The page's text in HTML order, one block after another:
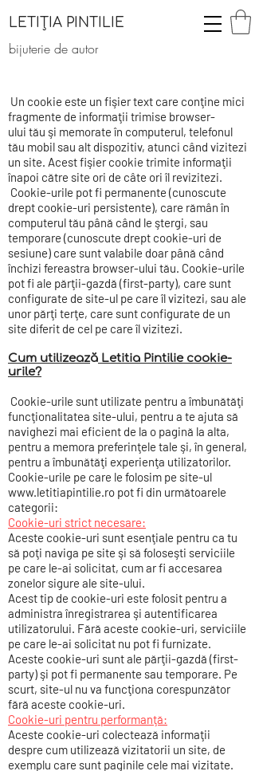
LETIȚIA PINTILIE
bijuterie de autor
Un cookie este un fişier text care conţine mici
fragmente de informaţii trimise browser-
ului tău şi memorate în computerul, telefonul
tău mobil sau alt dispozitiv, atunci când vizitezi
un site. Acest fişier cookie trimite informaţii
înapoi către site ori de câte ori îl revizitezi.
Cookie-urile pot fi permanente (cunoscute
drept cookie-uri persistente), care rămân în
computerul tău până când le ştergi, sau
temporare (cunoscute drept cookie-uri de
sesiune) care sunt valabile doar până când
închizi fereastra browser-ului tău. Cookie-urile
pot fi ale părţii-gazdă (first-party), care sunt
configurate de site-ul pe care îl vizitezi, sau ale
unor părţi terţe, care sunt configurate de un
site diferit de cel pe care îl vizitezi.
Cum utilizează Letitia Pintilie cookie-
urile?
Cookie-urile sunt utilizate pentru a îmbunătăţi
funcţionalitatea site-ului, pentru a te ajuta să
navighezi mai eficient de la o pagină la alta,
pentru a memora preferinţele tale şi, în general,
pentru a îmbunătăţi experienţa utilizatorilor.
Cookie-urile pe care le folosim pe site-ul
www.letitiapintilie.ro pot fi din următoarele
categorii:
Cookie-uri strict necesare:
Aceste cookie-uri sunt esenţiale pentru ca tu
să poţi naviga pe site şi să foloseşti serviciile
pe care le-ai solicitat, cum ar fi accesarea
zonelor sigure ale site-ului.
Acest tip de cookie-uri este folosit pentru a
administra înregistrarea şi autentificarea
utilizatorului. Fără aceste cookie-uri, serviciile
pe care le-ai solicitat nu pot fi furnizate.
Aceste cookie-uri sunt ale părţii-gazdă (first-
party) şi pot fi permanente sau temporare. Pe
scurt, site-ul nu va funcţiona corespunzător
fără aceste cookie-uri.
Cookie-uri pentru performanţă:
Aceste cookie-uri colectează informaţii
despre cum utilizează vizitatorii un site, de
exemplu care sunt paginile cele mai vizitate.